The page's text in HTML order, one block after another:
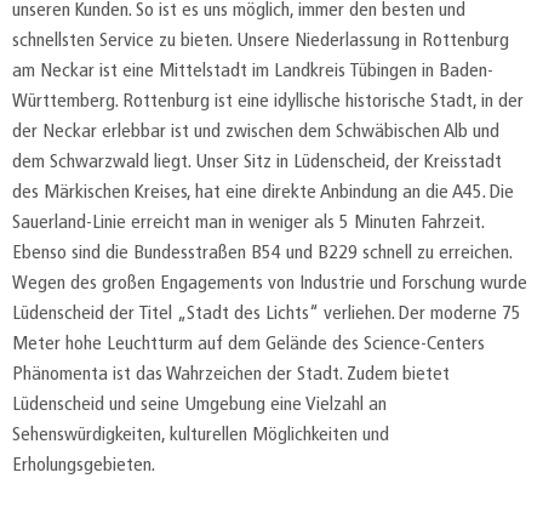
unseren Kunden. So ist es uns möglich, immer den besten und
schnellsten Service zu bieten. Unsere Niederlassung in Rottenburg
am Neckar ist eine Mittelstadt im Landkreis Tübingen in Baden-
Württemberg. Rottenburg ist eine idyllische historische Stadt, in der
der Neckar erlebbar ist und zwischen dem Schwäbischen Alb und
dem Schwarzwald liegt. Unser Sitz in Lüdenscheid, der Kreisstadt
des Märkischen Kreises, hat eine direkte Anbindung an die A45. Die
Sauerland-Linie erreicht man in weniger als 5 Minuten Fahrzeit.
Ebenso sind die Bundesstraßen B54 und B229 schnell zu erreichen.
Wegen des großen Engagements von Industrie und Forschung wurde
Lüdenscheid der Titel „Stadt des Lichts“ verliehen. Der moderne 75
Meter hohe Leuchtturm auf dem Gelände des Science-Centers
Phänomenta ist das Wahrzeichen der Stadt. Zudem bietet
Lüdenscheid und seine Umgebung eine Vielzahl an
Sehenswürdigkeiten, kulturellen Möglichkeiten und
Erholungsgebieten.